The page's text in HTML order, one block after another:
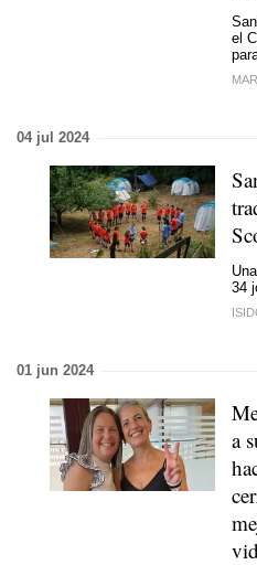
el
04 jul 2024
34
01 jun 2024
a